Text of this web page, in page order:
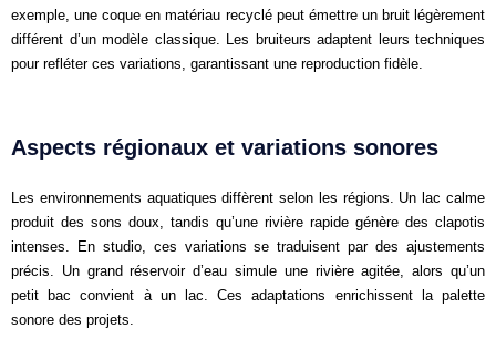
exemple, une coque en matériau recyclé peut émettre un bruit légèrement
différent d’un modèle classique. Les bruiteurs adaptent leurs techniques
pour refléter ces variations, garantissant une reproduction fidèle.
Aspects régionaux et variations sonores
Les environnements aquatiques diffèrent selon les régions. Un lac calme
produit des sons doux, tandis qu’une rivière rapide génère des clapotis
intenses. En studio, ces variations se traduisent par des ajustements
précis. Un grand réservoir d’eau simule une rivière agitée, alors qu’un
petit bac convient à un lac. Ces adaptations enrichissent la palette
sonore des projets.